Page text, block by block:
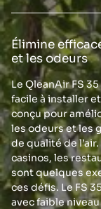
Élimine
et les odeurs
Le QleanAir FS
facile à installer
conçu pour
les odeurs et les
de qualité de
casinos, les
sont quelques
ces défis. Le FS
avec faible